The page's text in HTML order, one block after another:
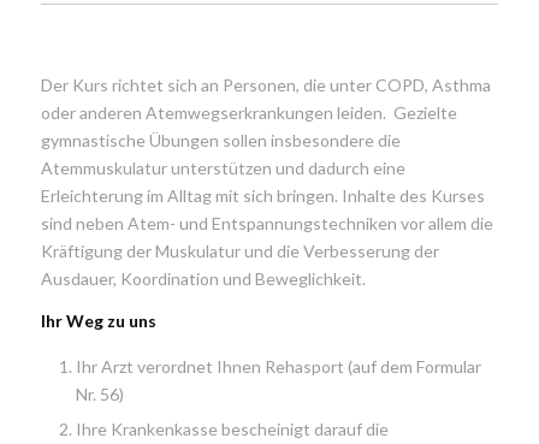
Der Kurs richtet sich an Personen, die unter COPD, Asthma
oder anderen Atemwegserkrankungen leiden. Gezielte
gymnastische Übungen sollen insbesondere die
Atemmuskulatur unterstützen und dadurch eine
Erleichterung im Alltag mit sich bringen. Inhalte des Kurses
sind neben Atem- und Entspannungstechniken vor allem die
Kräftigung der Muskulatur und die Verbesserung der
Ausdauer, Koordination und Beweglichkeit.
Ihr Weg zu uns
Ihr Arzt verordnet Ihnen Rehasport (auf dem Formular
Nr. 56)
Ihre Krankenkasse bescheinigt darauf die